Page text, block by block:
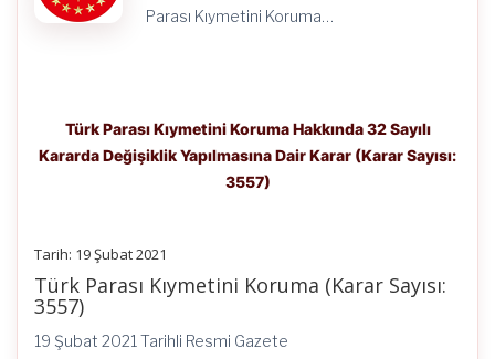
Parası Kıymetini Koruma…
Türk Parası Kıymetini Koruma Hakkında 32 Sayılı
Kararda Değişiklik Yapılmasına Dair Karar (Karar Sayısı:
3557)
Tarih: 19 Şubat 2021
Türk Parası Kıymetini Koruma (Karar Sayısı:
3557)
19 Şubat 2021 Tarihli Resmi Gazete